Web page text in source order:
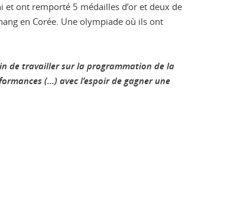
et ont remporté 5 médailles d’or et deux de
en Corée. Une olympiade où ils ont
de travailler sur la programmation de la
(...) avec l’espoir de gagner une